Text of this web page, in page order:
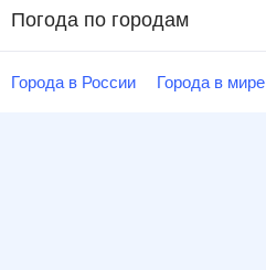
Погода по городам
Города в России Города в мире